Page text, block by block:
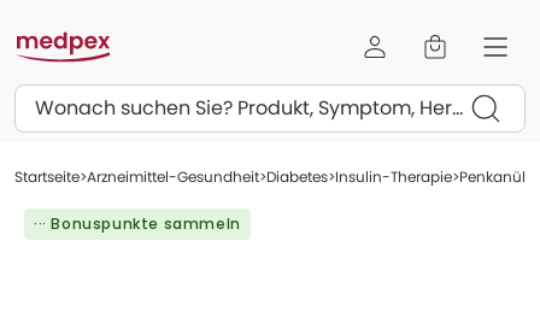
Suchen
Startseite Arzneimittel-Gesundheit Diabetes Insulin-Therapie
··· Bonuspunkte sammeln